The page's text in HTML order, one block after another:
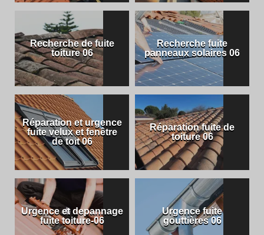
Recherche de fuite
toiture 06
Recherche fuite
panneaux solaires 06
Réparation et urgence
fuite velux et fenêtre
de toit 06
Réparation fuite de
toiture 06
Urgence et depannage
fuite toiture-06
Urgence fuite
gouttières 06